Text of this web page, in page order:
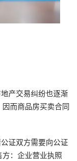
产交易纠纷也逐渐
而商品房买卖合同
证双方需要向公证
：企业营业执照